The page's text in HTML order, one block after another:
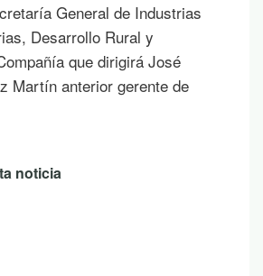
General de Industrias
Desarrollo Rural y
que dirigirá José
Martín anterior gerente de
noticia